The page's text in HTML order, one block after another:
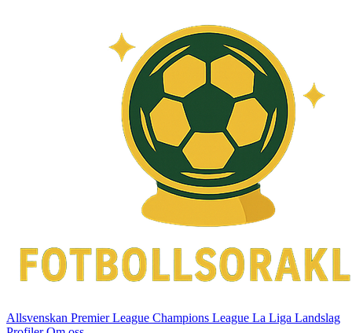
Allsvenskan Premier League Champions League La Liga Landslag